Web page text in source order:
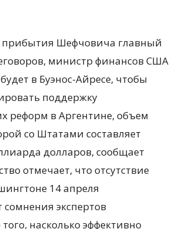
Шефчовича главный
министр финансов США
в Буэнос-Айресе, чтобы
поддержку
реформ в Аргентине, объем
со Штатами составляет
долларов, сообщает
отмечает, что отсутствие
14 апреля
сомнения экспертов
насколько эффективно